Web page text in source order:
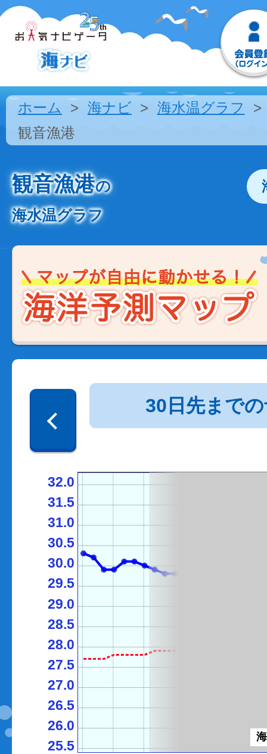
ホーム 海ナビ
海水温グラフ
観音漁港
観音漁港の
海水温グラフ
30日先まで
25.5
26.0
26.5
27.0
27.5
28.0
28.5
29.0
29.5
30.0
30.5
31.0
31.5
32.0